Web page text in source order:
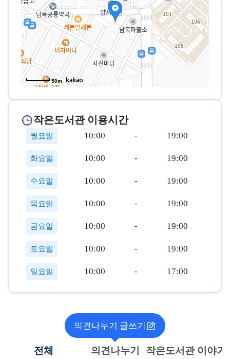
50m
작은도서관 이용시간
월요일 10:00 - 19:00
화요일 10:00 - 19:00
수요일 10:00 - 19:00
목요일 10:00 - 19:00
금요일 10:00 - 19:00
토요일 10:00 - 19:00
일요일 10:00 - 17:00
의견나누기 글쓰기
전체 의견나누기 작은도서관 이야기